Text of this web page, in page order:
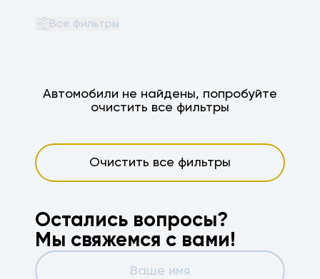
Автомобили не найдены, попробуйте
очистить все фильтры
Очистить все фильтры
Все фильтры
Остались вопросы?
Мы свяжемся с вами!